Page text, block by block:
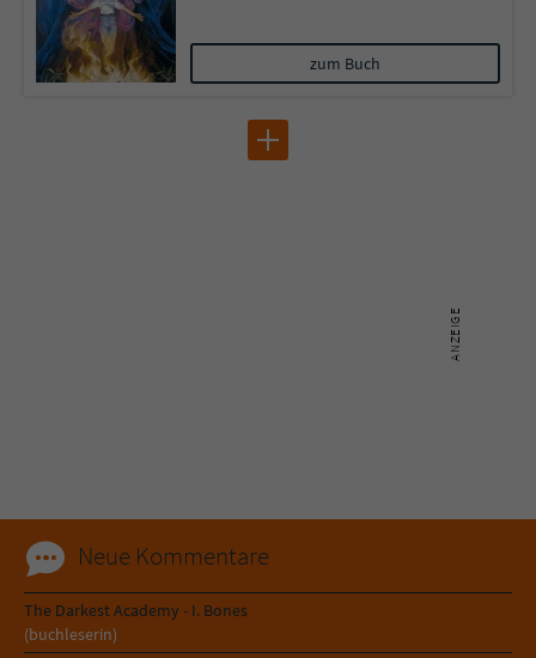
zum Buch
Neue Kommentare
The Darkest Academy - I. Bones
(buchleserin)